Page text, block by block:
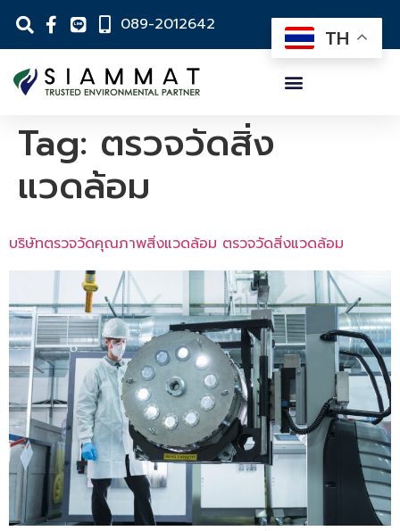
089-2012642
Tag: ตรวจวัดสิ่ง
แวดล้อม
บริษัทตรวจวัดคุณภาพสิ่งแวดล้อม ตรวจวัดสิ่งแวดล้อม
TH